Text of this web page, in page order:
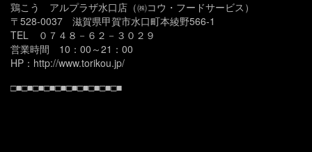
鶏こう アルプラザ水口店（㈱コウ・フードサービス）
〒528-0037 滋賀県甲賀市水口町本綾野566-1
TEL ０７４８－６２－３０２９
営業時間 10：00～21：00
HP：http://www.torikou.jp/
□■□■□■□■□■□■□■□■□■□■